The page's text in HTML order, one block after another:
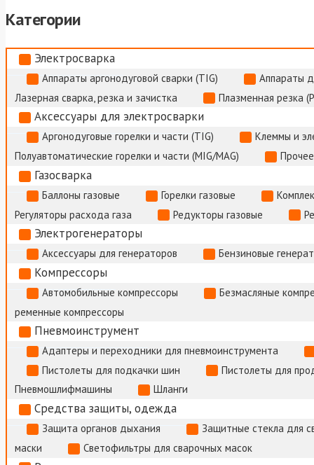
Категории
Электросварка
Аппараты аргонодуговой сварки (TIG)
Аппараты
Лазерная сварка, резка и зачистка
Плазменная резка
Аксессуары для электросварки
Аргонодуговые горелки и части (TIG)
Клеммы и
Полуавтоматические горелки и части (MIG/MAG)
Газосварка
Баллоны газовые Горелки газовые
Регуляторы расхода газа
Редукторы газовые
Электрогенераторы
Аксессуары для генераторов Бензиновые
Компрессоры
Автомобильные компрессоры
Безмасляные
ременные компрессоры
Пневмоинструмент
Адаптеры и переходники для пневмоинструмента
Пистолеты для подкачки шин
Пистолеты для
Пневмошлифмашины
Шланги
Средства защиты, одежда
Защита органов дыхания
Защитные стекла для
маски
Светофильтры для сварочных масок